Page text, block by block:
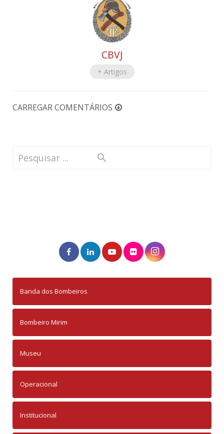
CBVJ
+ Artigos
CARREGAR COMENTÁRIOS
Banda dos Bombeiros
Bombeiro Mirim
Museu
Operacional
Institucional